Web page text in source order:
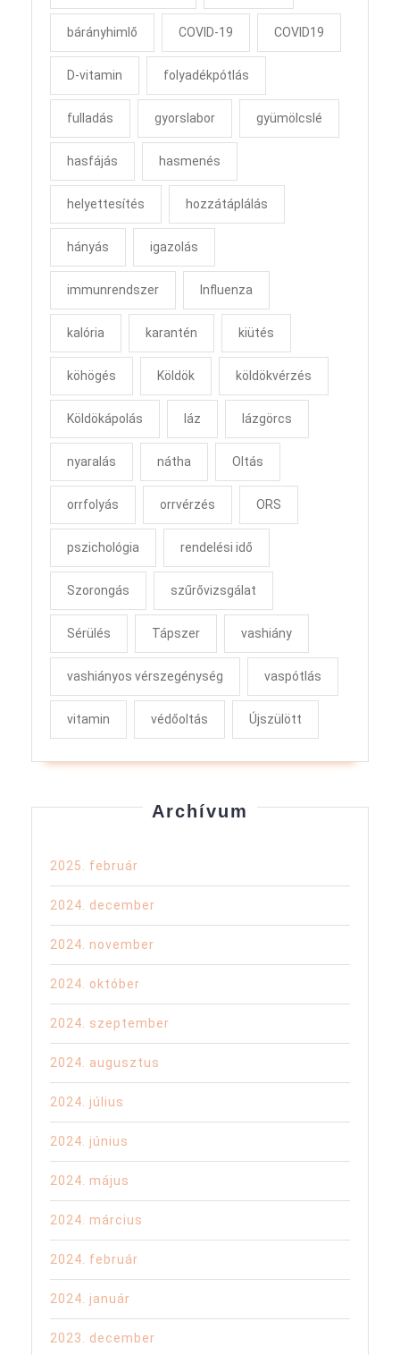
bárányhimlő COVID-19 COVID19
D-vitamin folyadékpótlás
fulladás gyorslabor gyümölcslé
hasfájás hasmenés
helyettesítés hozzátáplálás
hányás igazolás
immunrendszer Influenza
kalória karantén kiütés
köhögés Köldök köldökvérzés
Köldökápolás láz lázgörcs
nyaralás nátha Oltás
orrfolyás orrvérzés ORS
pszichológia rendelési idő
Szorongás szűrővizsgálat
Sérülés Tápszer vashiány
vashiányos vérszegénység vaspótlás
vitamin védőoltás Újszülött
Archívum
2025. február
2024. december
2024. november
2024. október
2024. szeptember
2024. augusztus
2024. július
2024. június
2024. május
2024. március
2024. február
2024. január
2023. december